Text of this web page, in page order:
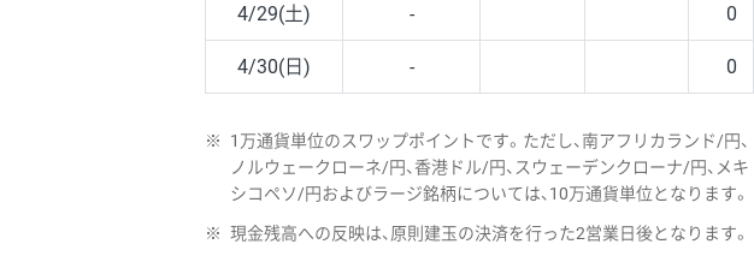
4/29(土) - 0
4/30(日) - 0
※
1万通貨単位のスワップポイントです。ただし、南アフリカランド/円、
ノルウェークローネ/円、香港ドル/円、スウェーデンクローナ/円、メキ
シコペソ/円およびラージ銘柄については、10万通貨単位となります。
※ 現金残高への反映は、原則建玉の決済を行った2営業日後となります。